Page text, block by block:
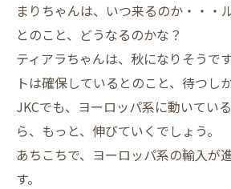
まりちゃんは、いつ来るのか・・・
とのこと、どうなるのかな？
ティアラちゃんは、秋になりそうで
トは確保しているとのこと、待つし
JKCでも、ヨーロッパ系に動いてい
ら、もっと、伸びていくでしょう。
あちこちで、ヨーロッパ系の輸入が
す。